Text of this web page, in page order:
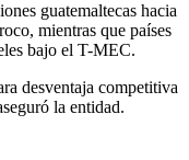
guatemaltecas hacia
mientras que países
bajo el T-MEC.
desventaja competitiva
la entidad.